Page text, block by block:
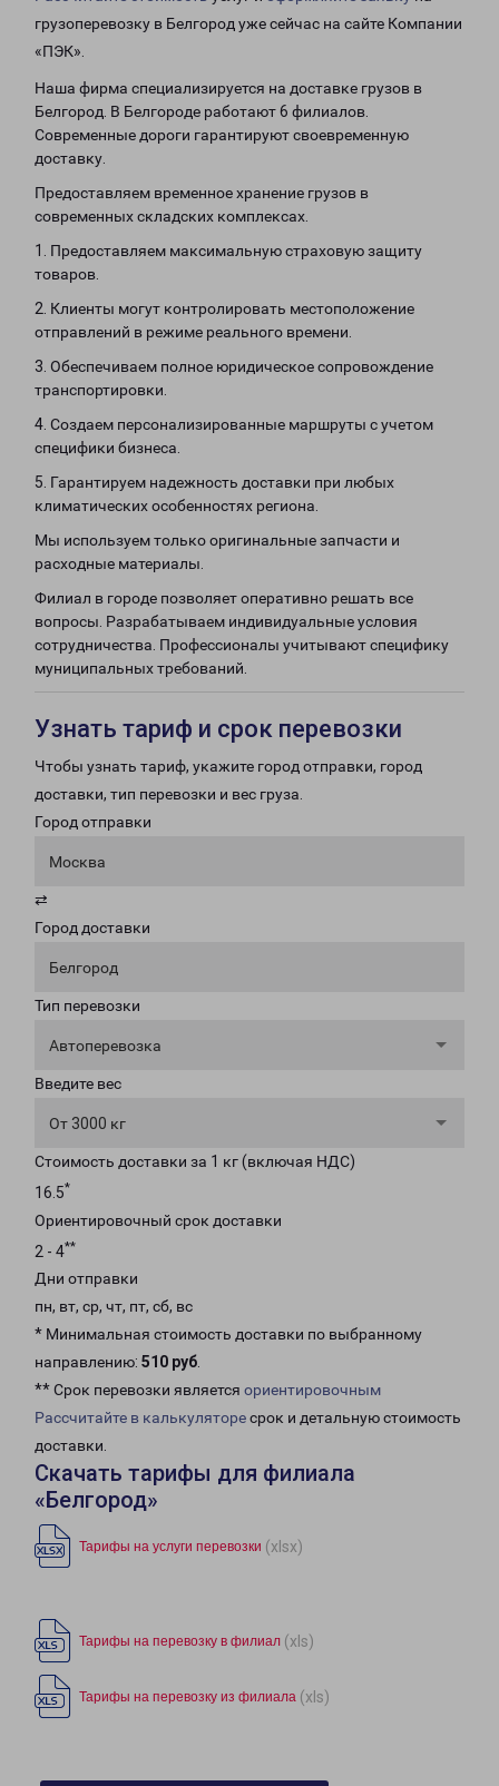
грузоперевозку в Белгород уже сейчас на сайте Компании
«ПЭК».
Наша фирма специализируется на доставке грузов в
Белгород. В Белгороде работают 6 филиалов.
Современные дороги гарантируют своевременную
доставку.
Предоставляем временное хранение грузов в
современных складских комплексах.
1. Предоставляем максимальную страховую защиту
товаров.
2. Клиенты могут контролировать местоположение
отправлений в режиме реального времени.
3. Обеспечиваем полное юридическое сопровождение
транспортировки.
4. Создаем персонализированные маршруты с учетом
специфики бизнеса.
5. Гарантируем надежность доставки при любых
климатических особенностях региона.
Мы используем только оригинальные запчасти и
расходные материалы.
Филиал в городе позволяет оперативно решать все
вопросы. Разрабатываем индивидуальные условия
сотрудничества. Профессионалы учитывают специфику
муниципальных требований.
Узнать тариф и срок перевозки
Чтобы узнать тариф, укажите город отправки, город
доставки, тип перевозки и вес груза.
Город отправки
Москва
⇄
Город доставки
Белгород
Тип перевозки
Автоперевозка
Введите вес
От 3000 кг
Стоимость доставки за 1 кг (включая НДС)
16.5*
Ориентировочный срок доставки
2 - 4**
Дни отправки
пн, вт, ср, чт, пт, сб, вс
* Минимальная стоимость доставки по выбранному
направлению: 510 руб.
** Срок перевозки является ориентировочным
Рассчитайте в калькуляторесрок и детальную стоимость
доставки.
Скачать тарифы для филиала
«Белгород»
Тарифы на услуги перевозки (xlsx)
Тарифы на перевозку в филиал (xls)
Тарифы на перевозку из филиала (xls)